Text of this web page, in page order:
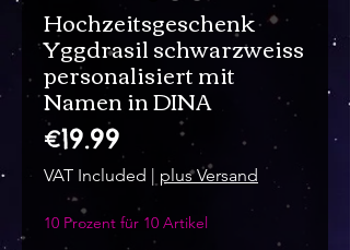
Hochzeitsgeschenk
Yggdrasil schwarzweiss
personalisiert mit
Namen in DINA
€19.99 Price
VAT Included | plus Versand
10 Prozent für 10 Artikel